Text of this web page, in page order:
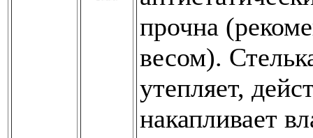
прочна
весом).
утепляет,
накапливает